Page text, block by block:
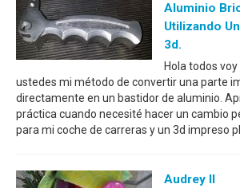
Aluminio
Utilizando
3d.
Hola todos
ustedes mi método de convertir una parte
directamente en un bastidor de aluminio.
práctica cuando necesité hacer un cambio
para mi coche de carreras y un 3d impreso
Audrey II